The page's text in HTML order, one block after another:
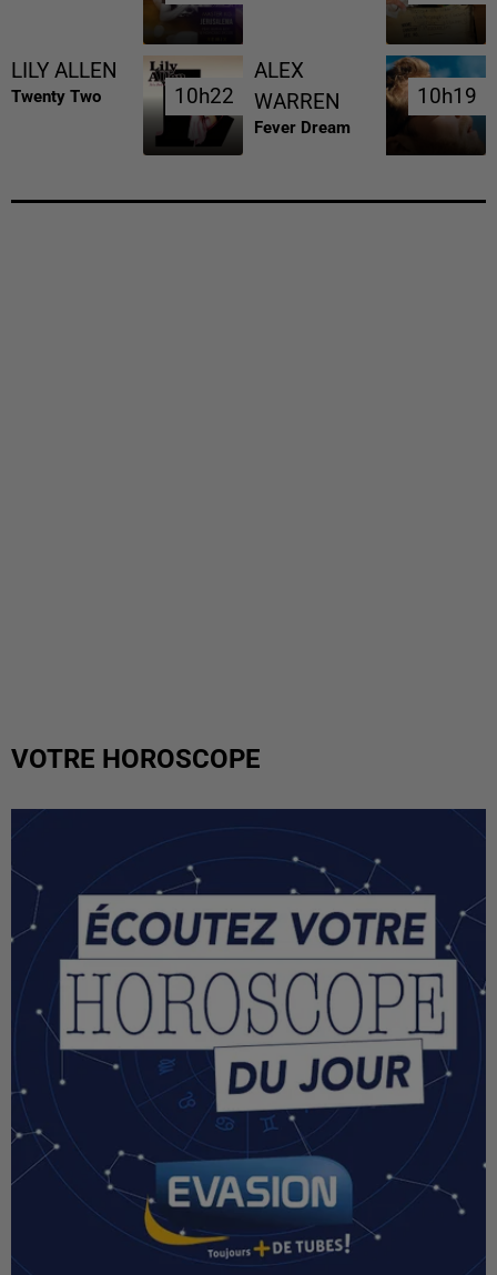
LILY ALLEN
Twenty Two 10h22
10h22
ALEX
WARREN
Fever Dream
10h19
10h19
VOTRE HOROSCOPE